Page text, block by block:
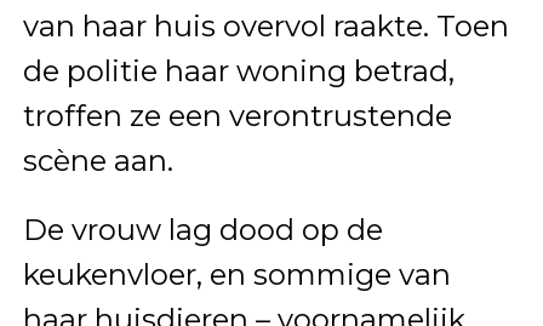
van haar huis overvol raakte. Toen
de politie haar woning betrad,
troffen ze een verontrustende
scène aan.
De vrouw lag dood op de
keukenvloer, en sommige van